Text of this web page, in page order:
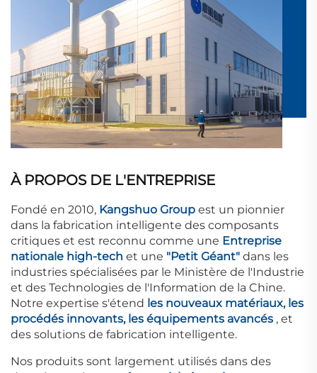
À PROPOS DE L'ENTREPRISE
Fondé en 2010, Kangshuo Group est un pionnier
dans la fabrication intelligente des composants
critiques et est reconnu comme une Entreprise
nationale high-tech et une "Petit Géant" dans les
industries spécialisées par le Ministère de l'Industrie
et des Technologies de l'Information de la Chine.
Notre expertise s'étend les nouveaux matériaux, les
procédés innovants, les équipements avancés , et
des solutions de fabrication intelligente.
Nos produits sont largement utilisés dans des